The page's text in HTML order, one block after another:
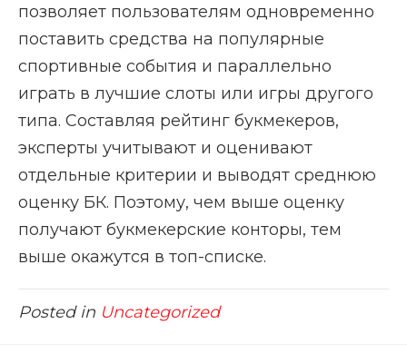
позволяет пользователям одновременно
поставить средства на популярные
спортивные события и параллельно
играть в лучшие слоты или игры другого
типа. Составляя рейтинг букмекеров,
эксперты учитывают и оценивают
отдельные критерии и выводят среднюю
оценку БК. Поэтому, чем выше оценку
получают букмекерские конторы, тем
выше окажутся в топ-списке.
Posted in Uncategorized